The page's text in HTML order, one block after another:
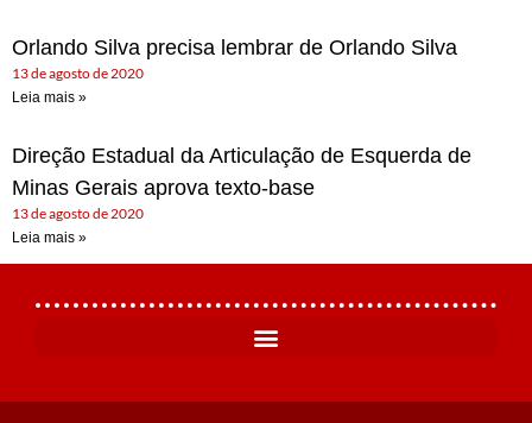
Orlando Silva precisa lembrar de Orlando Silva
13 de agosto de 2020
Leia mais »
Direção Estadual da Articulação de Esquerda de
Minas Gerais aprova texto-base
13 de agosto de 2020
Leia mais »